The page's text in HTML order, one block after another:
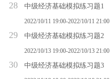
28 中级经济基础模拟练习题1
2022/10/11 19:00-2022/10/11 21:00
29 中级经济基础模拟练习题2
2022/10/13 19:00-2022/10/13 21:00
30 中级经济基础模拟练习题3